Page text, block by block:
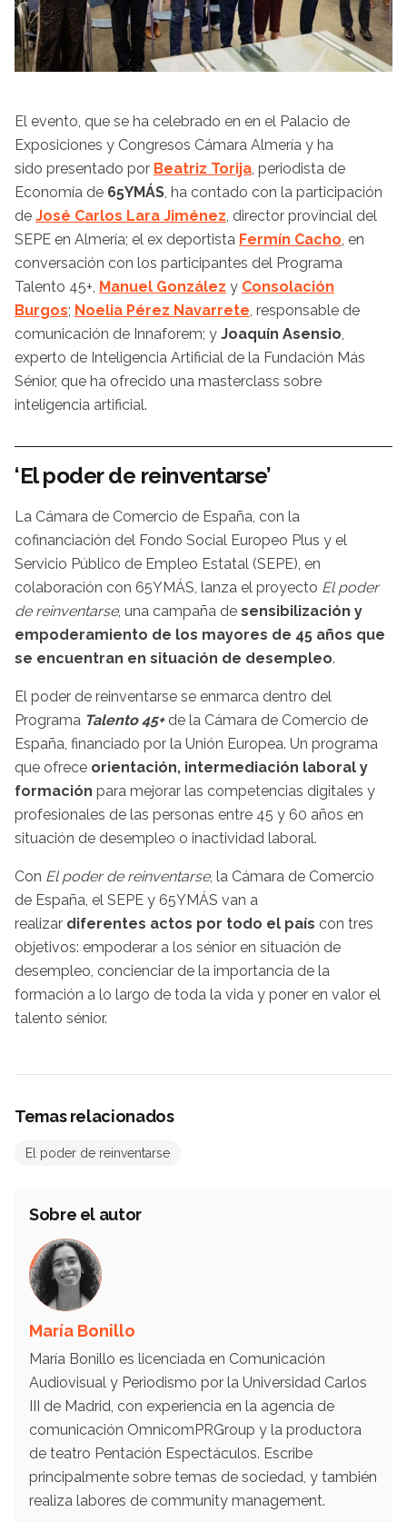
El evento, que se ha celebrado en en el Palacio de
Exposiciones y Congresos Cámara Almería y ha
sido presentado por Beatriz Torija , periodista de
Economía de 65YMÁS , ha contado con la participación
de José Carlos Lara Jiménez , director provincial del
SEPE en Almería; el ex deportista Fermín Cacho , en
conversación con los participantes del Programa
Talento 45+, Manuel González y Consolación
Burgos; Noelia Pérez Navarrete , responsable de
comunicación de Innaforem; y Joaquín Asensio
experto de Inteligencia Artificial de la Fundación Más
Sénior, que ha ofrecido una masterclass sobre
inteligencia artificial.
‘El poder de reinventarse’
La Cámara de Comercio de España, con la
cofinanciación del Fondo Social Europeo Plus y el
Servicio Público de Empleo Estatal (SEPE), en
colaboración con 65YMÁS, lanza el proyecto El poder
de reinventarse, una campaña de sensibilización y
empoderamiento de los mayores de 45 años que
se encuentran en situación de desempleo.
El poder de reinventarse se enmarca dentro del
Programa Talento 45+de la Cámara de Comercio de
España, financiado por la Unión Europea. Un programa
que ofrece orientación, intermediación laboral y
formación para mejorar las competencias digitales y
profesionales de las personas entre 45 y 60 años en
situación de desempleo o inactividad laboral.
Con El poder de reinventarse, la Cámara de Comercio
de España, el SEPE y 65YMÁS van a
realizar diferentes actos por todo el país con tres
objetivos: empoderar a los sénior en situación de
desempleo, concienciar de la importancia de la
formación a lo largo de toda la vida y poner en valor el
talento sénior.
Temas relacionados
El poder de reinventarse
Sobre el autor
María Bonillo
María Bonillo es licenciada en Comunicación
Audiovisual y Periodismo por la Universidad Carlos
III de Madrid, con experiencia en la agencia de
comunicación OmnicomPRGroup y la productora
de teatro Pentación Espectáculos. Escribe
principalmente sobre temas de sociedad, y también
realiza labores de community management.